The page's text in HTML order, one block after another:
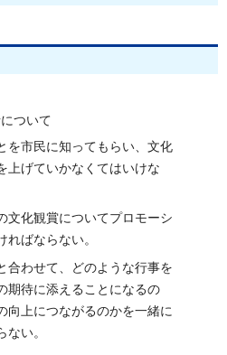
ついて
を市民に知ってもらい、文化
上げていかなくてはいけな
文化観賞についてプロモーシ
ればならない。
合わせて、どのような行事を
期待に添えることになるの
向上につながるのかを一緒に
ない。